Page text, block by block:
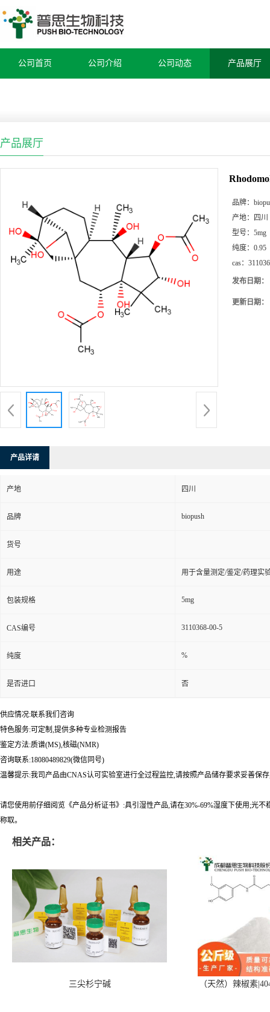
公司首页 公司介绍 公司动态 产品展厅
产品展厅
品牌：
产地：
四川
型号： 5mg
纯度： 0.95
cas：
发布日期：
更新日期：
产品详请
产地 四川
品牌 biopush
货号
用途 用于含量测定/鉴定/药理实
包装规格 5mg
CAS编号 3110368-00-5
纯度 %
是否进口 否
供应情况:联系我们咨询
特色服务:可定制,提供多种专业检测报告
鉴定方法:质谱(MS),核磁(NMR)
咨询联系:18080489829(微信同号)
温馨提示:我司产品由CNAS认可实验室进行全过程监控,请按照产品储存要求妥善保
请您使用前仔细阅览《产品分析证书》:具引湿性产品,请在30%-69%湿度下使用;光
称取。
相关产品：
三尖杉宁碱 （天然）辣椒素